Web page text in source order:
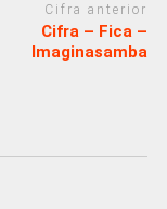
Cifra anterior
Cifra – Fica –
Imaginasamba